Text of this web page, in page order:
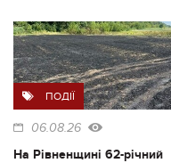
ПОДІЇ
06.08.26
На Рівненщині 62-річний